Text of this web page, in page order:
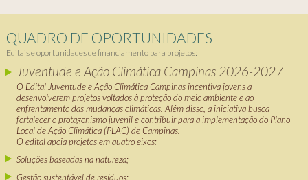
QUADRO DE OPORTUNIDADES
Editais e oportunidades de financiamento para projetos:
Juventude e Ação Climática Campinas 2026-2027
O Edital Juventude e Ação Climática Campinas incentiva jovens a
desenvolverem projetos voltados à proteção do meio ambiente e ao
enfrentamento das mudanças climáticas. Além disso, a iniciativa busca
fortalecer o protagonismo juvenil e contribuir para a implementação do Plano
Local de Ação Climática (PLAC) de Campinas.
O edital apoia projetos em quatro eixos:
Soluções baseadas na natureza;
Gestão sustentável de resíduos;